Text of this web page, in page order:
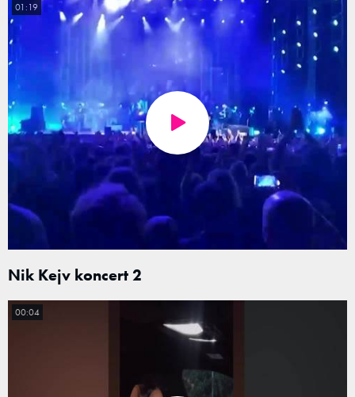
Nik Kejv koncert 2
01:19
00:04